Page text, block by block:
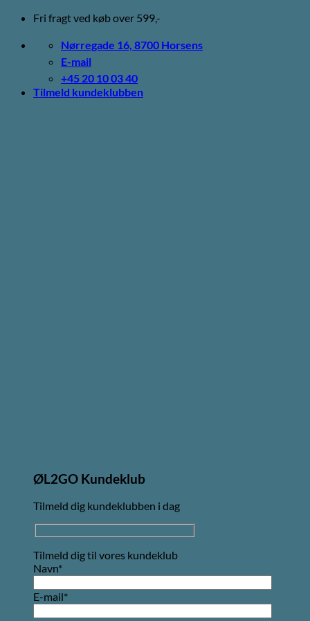
Fortsæt
indhold
Fri fragt ved køb over 599,-
Nørregade 16, 8700 Horsens
E-mail
+45 20 10 03 40
Tilmeld kundeklubben
ØL2GO Kundeklub
Tilmeld dig kundeklubben i dag
Tilmeld dig til vores kundeklub
Navn*
E-mail*